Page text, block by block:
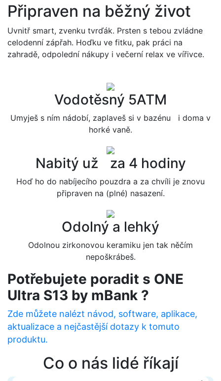
Připraven na běžný život
Uvnitř smart, zvenku tvrďák. Prsten s tebou zvládne
celodenní zápřah. Hoďku ve fitku, pak práci na
zahradě, odpolední nákupy i večerní relax ve vířivce.
Vodotěsný 5ATM
Umyješ s ním nádobí, zaplaveš si v bazénu i doma v
horké vaně.
Nabitý už za 4 hodiny
Hoď ho do nabíjecího pouzdra a za chvíli je znovu
připraven na (plné) nasazení.
Odolný a lehký
Odolnou zirkonovou keramiku jen tak něčím
nepoškrábeš.
Potřebujete poradit s ONE
Ultra S13 by mBank ?
Zde můžete nalézt návod, software, aplikace,
aktualizace a nejčastější dotazy k tomuto
produktu.
Co o nás lidé říkají